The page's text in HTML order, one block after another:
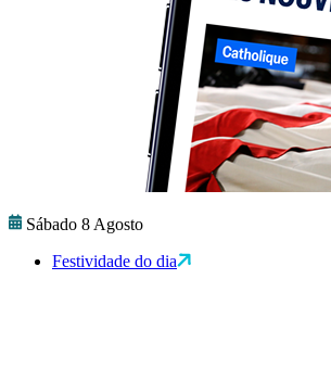
Sábado 8 Agosto
Festividade do dia